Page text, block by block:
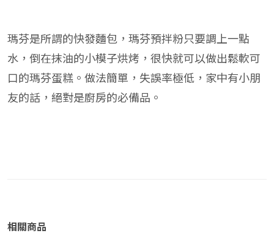
瑪芬是所謂的快發麵包，瑪芬預拌粉只要調上一點
水，倒在抹油的小模子烘烤，很快就可以做出鬆軟可
口的瑪芬蛋糕。做法簡單，失誤率極低，家中有小朋
友的話，絕對是廚房的必備品。
相關商品